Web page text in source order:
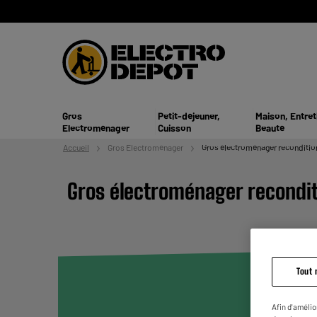
Gros
Electroménager
Petit-déjeuner,
Cuisson
Maison,
Beauté
Accueil Gros Electroménager Gros électroménager
Gros électroménager
Tout
Afin